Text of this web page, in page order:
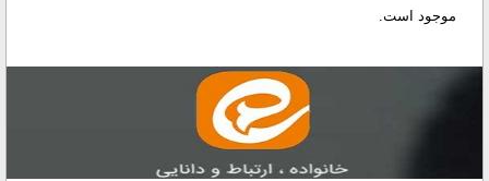
موجود است.